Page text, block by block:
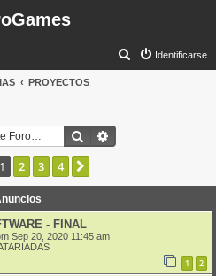
Identificarse
PROYECTOS
Buscar
1 2 3 4
- FINAL
Sep 20, 2020 11:45 am
1 2